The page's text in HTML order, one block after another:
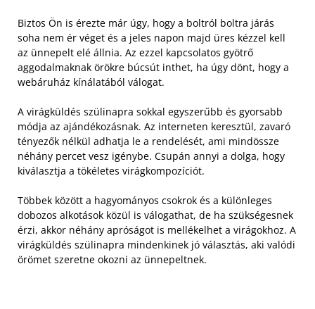
Biztos Ön is érezte már úgy, hogy a boltról boltra járás
soha nem ér véget és a jeles napon majd üres kézzel kell
az ünnepelt elé állnia. Az ezzel kapcsolatos gyötrő
aggodalmaknak örökre búcsút inthet, ha úgy dönt, hogy a
webáruház kínálatából válogat.
A virágküldés szülinapra sokkal egyszerűbb és gyorsabb
módja az ajándékozásnak. Az interneten keresztül, zavaró
tényezők nélkül adhatja le a rendelését, ami mindössze
néhány percet vesz igénybe. Csupán annyi a dolga, hogy
kiválasztja a tökéletes virágkompozíciót.
Többek között a hagyományos csokrok és a különleges
dobozos alkotások közül is válogathat, de ha szükségesnek
érzi, akkor néhány apróságot is mellékelhet a virágokhoz. A
virágküldés szülinapra mindenkinek jó választás, aki valódi
örömet szeretne okozni az ünnepeltnek.